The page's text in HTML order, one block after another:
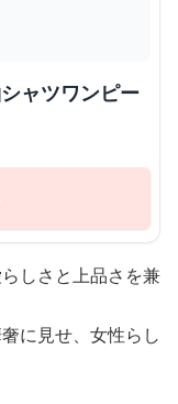
ャツワンピー
しさと上品さを兼
に見せ、女性らし